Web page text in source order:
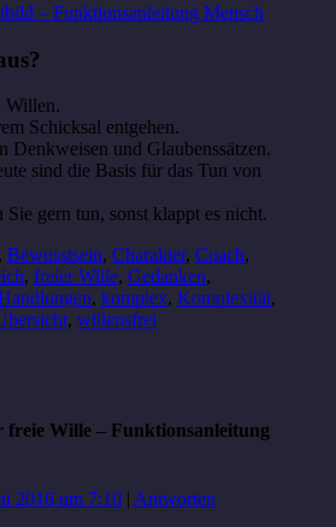
– Funktionsanleitung Mensch
Willen.
Schicksal entgehen.
Denkweisen und Glaubenssätzen.
sind die Basis für das Tun von
Sie gern tun, sonst klappt es nicht.
, Bewusstsein, Charakter, Coach,
, freier Wille, Gedanken,
, komplex, Komplexität,
, willensfrei
freie Wille – Funktionsanleitung
2016 um 7:10 | Antworten